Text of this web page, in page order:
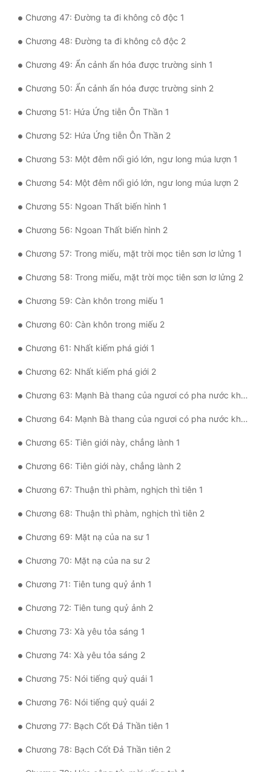
Chương 47: Đường ta đi không cô độc 1
Chương 48: Đường ta đi không cô độc 2
Chương 49: Ẩn cảnh ẩn hóa được trường sinh 1
Chương 50: Ẩn cảnh ẩn hóa được trường sinh 2
Chương 51: Hứa Ứng tiễn Ôn Thần 1
Chương 52: Hứa Ứng tiễn Ôn Thần 2
Chương 53: Một đêm nổi gió lớn, ngư long múa lượn 1
Chương 54: Một đêm nổi gió lớn, ngư long múa lượn 2
Chương 55: Ngoan Thất biến hình 1
Chương 56: Ngoan Thất biến hình 2
Chương 57: Trong miếu, mặt trời mọc tiên sơn lơ lửng 1
Chương 58: Trong miếu, mặt trời mọc tiên sơn lơ lửng 2
Chương 59: Càn khôn trong miếu 1
Chương 60: Càn khôn trong miếu 2
Chương 61: Nhất kiếm phá giới 1
Chương 62: Nhất kiếm phá giới 2
Chương 63: Mạnh Bà thang của ngươi có pha nước không? 1
Chương 64: Mạnh Bà thang của ngươi có pha nước không? 2
Chương 65: Tiên giới này, chẳng lành 1
Chương 66: Tiên giới này, chẳng lành 2
Chương 67: Thuận thì phàm, nghịch thì tiên 1
Chương 68: Thuận thì phàm, nghịch thì tiên 2
Chương 69: Mặt nạ của na sư 1
Chương 70: Mặt nạ của na sư 2
Chương 71: Tiên tung quỷ ảnh 1
Chương 72: Tiên tung quỷ ảnh 2
Chương 73: Xà yêu tỏa sáng 1
Chương 74: Xà yêu tỏa sáng 2
Chương 75: Nói tiếng quỷ quái 1
Chương 76: Nói tiếng quỷ quái 2
Chương 77: Bạch Cốt Đả Thần tiên 1
Chương 78: Bạch Cốt Đả Thần tiên 2